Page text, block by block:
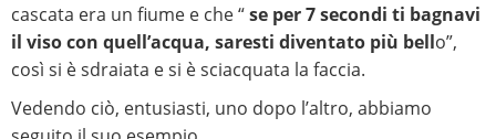
cascata era un fiume e che “se per 7 secondi ti bagnavi
il viso con quell’acqua, saresti diventato più bello”,
così si è sdraiata e si è sciacquata la faccia.
Vedendo ciò, entusiasti, uno dopo l’altro, abbiamo